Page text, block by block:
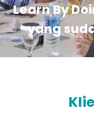
Learn By
yang